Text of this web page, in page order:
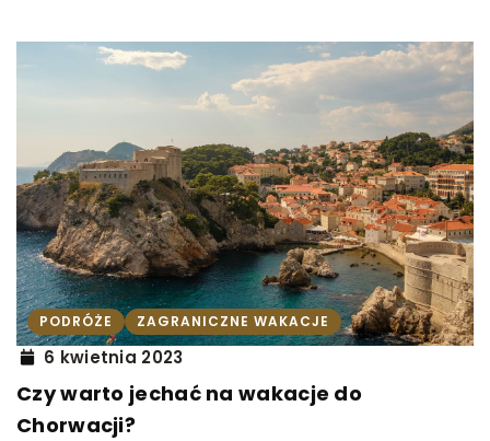
PODRÓŻE ZAGRANICZNE WAKACJE
6 kwietnia 2023
Czy warto jechać na wakacje do
Chorwacji?